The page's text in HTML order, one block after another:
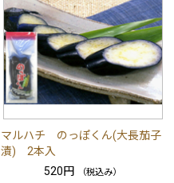
マルハチ のっぽくん(大長茄子
漬) 2本入
520円
（税込み）